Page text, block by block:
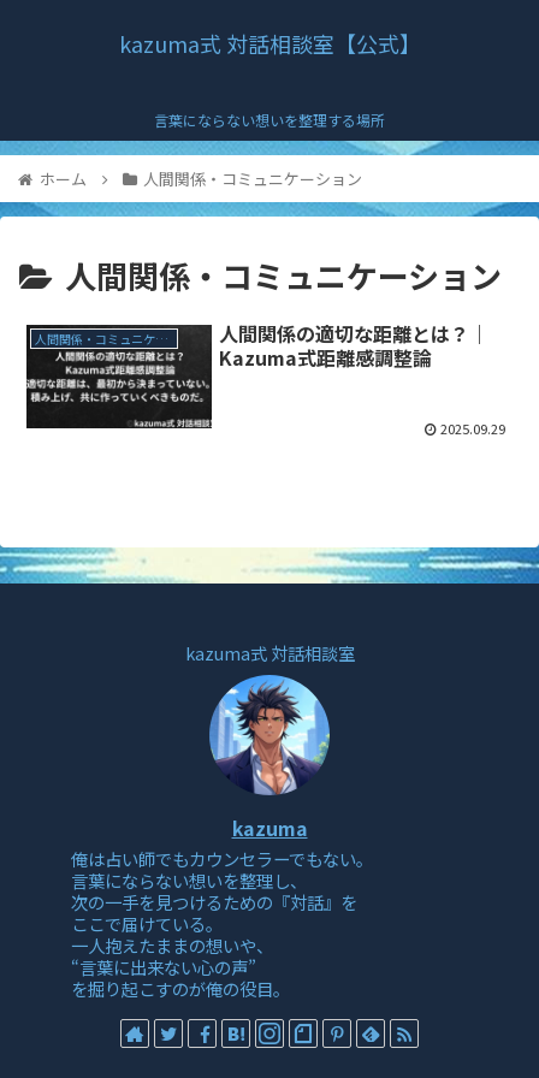
kazuma式 対話相談室【公式】
言葉にならない想いを整理する場所
ホーム 人間関係・コミュニケーション
人間関係・コミュニケーション
人間関係・コミュニケーション
人間関係の適切な距離とは？｜
Kazuma式距離感調整論
2025.09.29
kazuma式 対話相談室
kazuma
俺は占い師でもカウンセラーでもない。
言葉にならない想いを整理し、
次の一手を見つけるための『対話』を
ここで届けている。
一人抱えたままの想いや、
“言葉に出来ない心の声”
を掘り起こすのが俺の役目。